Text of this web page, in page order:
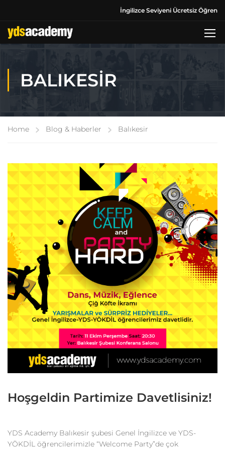
İngilizce Seviyeni Ücretsiz Öğren
BALIKESIR
Home Blog & Haberler Balıkesir
Hoşgeldin Partimize Davetlisiniz!
YDS Academy Balıkesir şubesi Genel İngilizce ve YDS-
YÖKDİL öğrencilerimizle “Welcome Party”de çok